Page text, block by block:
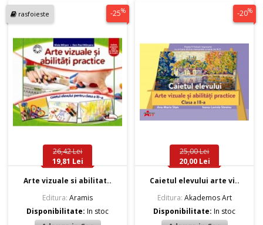
rasfoieste -25%
26,42 Lei
19,81 Lei
Arte vizuale si abilitat..
Editura: Aramis
Disponibilitate:In stoc
-20%
25,00 Lei
20,00 Lei
Caietul elevului arte vi..
Editura: Akademos Art
Disponibilitate:In stoc